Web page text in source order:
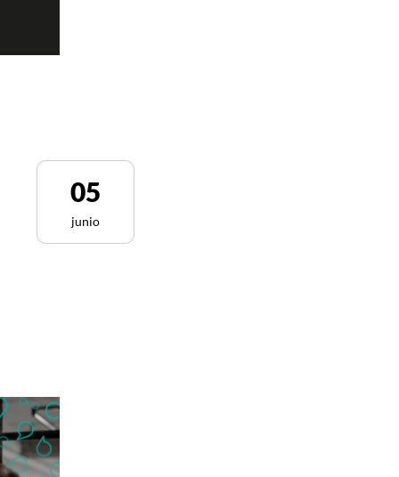
05
junio